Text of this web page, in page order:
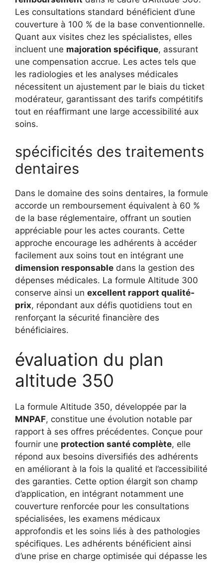
Les consultations standard bénéficient d’une
couverture à 100 % de la base conventionnelle.
Quant aux visites chez les spécialistes, elles
incluent une majoration spécifique, assurant
une compensation accrue. Les actes tels que
les radiologies et les analyses médicales
nécessitent un ajustement par le biais du ticket
modérateur, garantissant des tarifs compétitifs
tout en réaffirmant une large accessibilité aux
soins.
spécificités des traitements
dentaires
Dans le domaine des soins dentaires, la formule
accorde un remboursement équivalent à 60 %
de la base réglementaire, offrant un soutien
appréciable pour les actes courants. Cette
approche encourage les adhérents à accéder
facilement aux soins tout en intégrant une
dimension responsable dans la gestion des
dépenses médicales. La formule Altitude 300
conserve ainsi un excellent rapport qualité-
prix, répondant aux défis quotidiens tout en
renforçant la sécurité financière des
bénéficiaires.
évaluation du plan
altitude 350
La formule Altitude 350, développée par la
MNPAF, constitue une évolution notable par
rapport à ses offres précédentes. Conçue pour
fournir une protection santé complète, elle
répond aux besoins diversifiés des adhérents
en améliorant à la fois la qualité et l’accessibilité
des garanties. Cette option élargit son champ
d’application, en intégrant notamment une
couverture renforcée pour les consultations
spécialisées, les examens médicaux
approfondis et les soins liés à des pathologies
spécifiques. Les adhérents bénéficient ainsi
d’une prise en charge optimisée qui dépasse les